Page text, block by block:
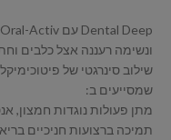
ונשימה רעננה אצל כלבים
שילוב סינרגטי של
שמסייעים ב:
מתן פעולות נוגדות חמצון,
תמיכה ברצועות חניכיים